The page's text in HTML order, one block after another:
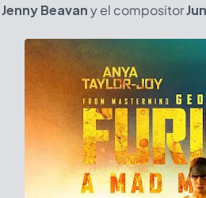
Jenny Beavany el compositor